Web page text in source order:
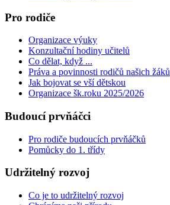
Pro rodiče
Organizace výuky
Konzultační hodiny učitelů
Co dělat, když ...
Práva a povinnosti rodičů našich žáků
Jak bojovat se vší dětskou
Organizace šk.roku 2025/2026
Budoucí prvňáčci
Pro rodiče budoucích prvňáčků
Pomůcky do 1. třídy
Udržitelný rozvoj
Co je to udržitelný rozvoj